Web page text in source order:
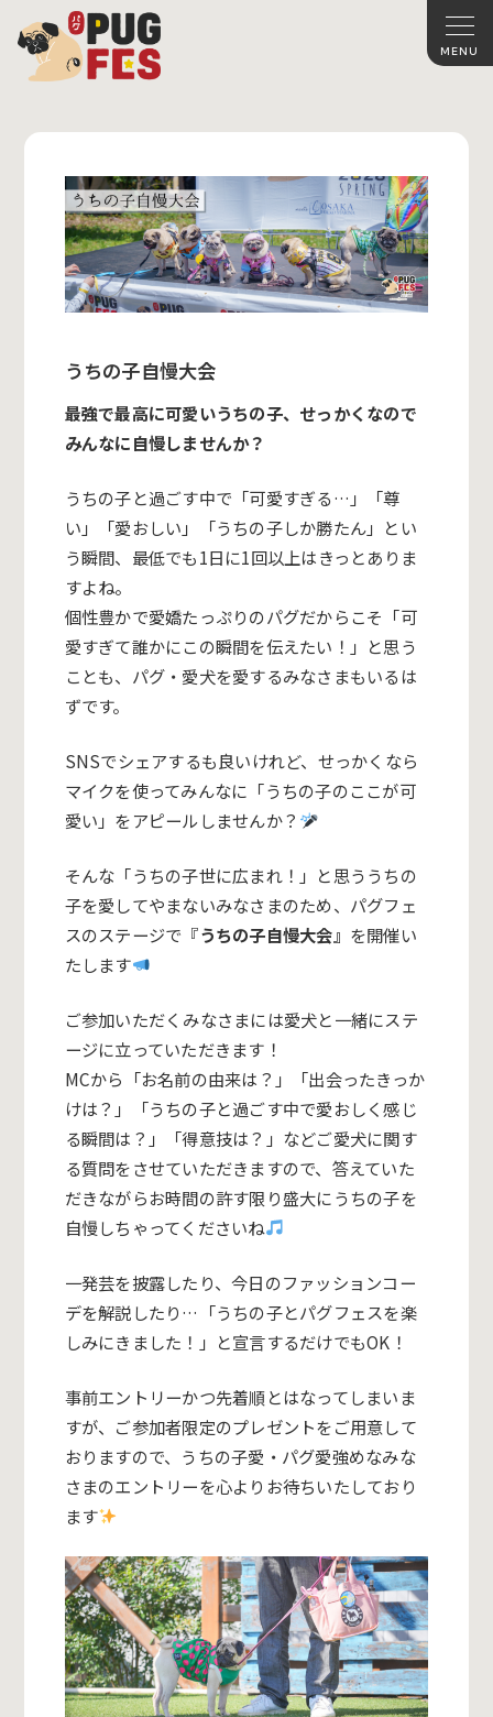
うちの子自慢大会
最強で最高に可愛いうちの子、せっかくなので
みんなに自慢しませんか？
うちの子と過ごす中で「可愛すぎる…」「尊
い」「愛おしい」「うちの子しか勝たん」とい
う瞬間、最低でも1日に1回以上はきっとありま
すよね。
個性豊かで愛嬌たっぷりのパグだからこそ「可
愛すぎて誰かにこの瞬間を伝えたい！」と思う
ことも、パグ・愛犬を愛するみなさまもいるは
ずです。
SNSでシェアするも良いけれど、せっかくなら
マイクを使ってみんなに「うちの子のここが可
愛い」をアピールしませんか？
そんな「うちの子世に広まれ！」と思ううちの
子を愛してやまないみなさまのため、パグフェ
スのステージで『うちの子自慢大会』 を開催い
たします
ご参加いただくみなさまには愛犬と一緒にステ
ージに立っていただきます！
MCから「お名前の由来は？」「出会ったきっか
けは？」「うちの子と過ごす中で愛おしく感じ
る瞬間は？」「得意技は？」などご愛犬に関す
る質問をさせていただきますので、答えていた
だきながらお時間の許す限り盛大にうちの子を
自慢しちゃってくださいね
一発芸を披露したり、今日のファッションコー
デを解説したり…「うちの子とパグフェスを楽
しみにきました！」と宣言するだけでもOK！
事前エントリーかつ先着順とはなってしまいま
すが、ご参加者限定のプレゼントをご用意して
おりますので、うちの子愛・パグ愛強めなみな
さまのエントリーを心よりお待ちいたしており
ます